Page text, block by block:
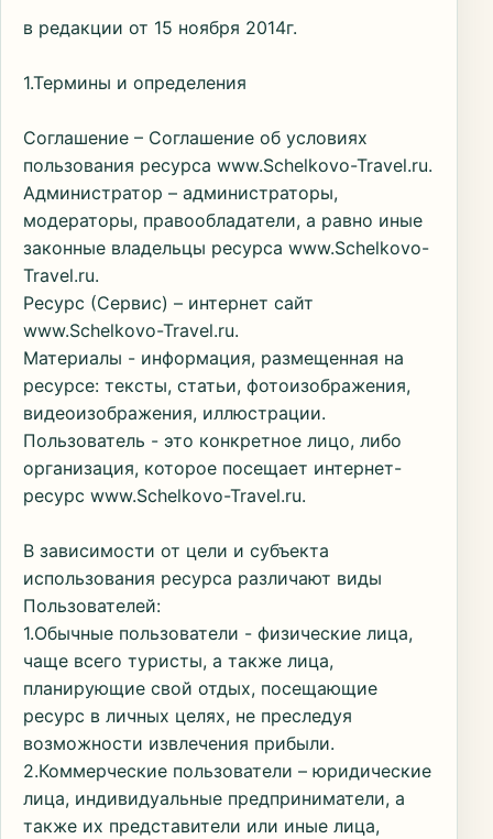
в редакции от 15 ноября 2014г.
1.Термины и определения
Соглашение – Соглашение об условиях
пользования ресурса www.Schelkovo-Travel.ru.
Администратор – администраторы,
модераторы, правообладатели, а равно иные
законные владельцы ресурса www.Schelkovo-
Travel.ru.
Ресурс (Сервис) – интернет сайт
www.Schelkovo-Travel.ru.
Материалы - информация, размещенная на
ресурсе: тексты, статьи, фотоизображения,
видеоизображения, иллюстрации.
Пользователь - это конкретное лицо, либо
организация, которое посещает интернет-
ресурс www.Schelkovo-Travel.ru.
В зависимости от цели и субъекта
использования ресурса различают виды
Пользователей:
1.Обычные пользователи - физические лица,
чаще всего туристы, а также лица,
планирующие свой отдых, посещающие
ресурс в личных целях, не преследуя
возможности извлечения прибыли.
2.Коммерческие пользователи – юридические
лица, индивидуальные предприниматели, а
также их представители или иные лица,